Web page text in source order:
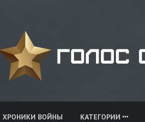
ХРОНИКИ ВОЙНЫ КАТЕГОРИИ